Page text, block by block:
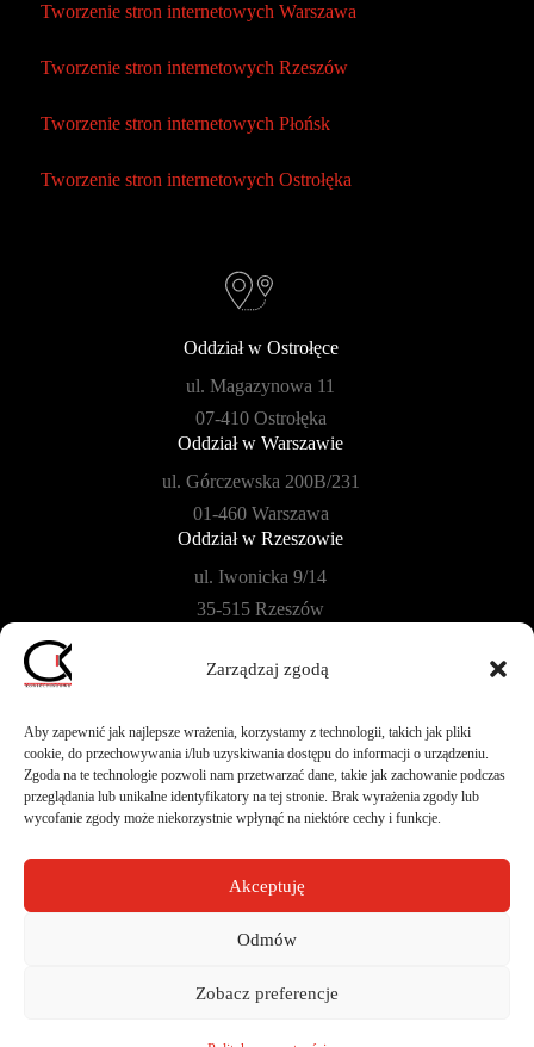
Zarządzaj zgodą
Aby zapewnić jak najlepsze wrażenia, korzystamy z technologii, takich jak pliki
cookie, do przechowywania i/lub uzyskiwania dostępu do informacji o urządzeniu.
Zgoda na te technologie pozwoli nam przetwarzać dane, takie jak zachowanie podczas
przeglądania lub unikalne identyfikatory na tej stronie. Brak wyrażenia zgody lub
wycofanie zgody może niekorzystnie wpłynąć na niektóre cechy i funkcje.
Akceptuję
Odmów
Zobacz preferencje
Tworzenie stron internetowych Warszawa
Tworzenie stron internetowych Rzeszów
Tworzenie stron internetowych Płońsk
Tworzenie stron internetowych Ostrołęka
Oddział w Ostrołęce
ul. Magazynowa 11
07-410 Ostrołęka
Oddział w Warszawie
ul. Górczewska 200B/231
01-460 Warszawa
Oddział w Rzeszowie
ul. Iwonicka 9/14
35-515 Rzeszów
ul. Szkolna 104B/40
Design byCIK - Jarosław Gumkowski
Copyright © 2026. All Rights Reserved.